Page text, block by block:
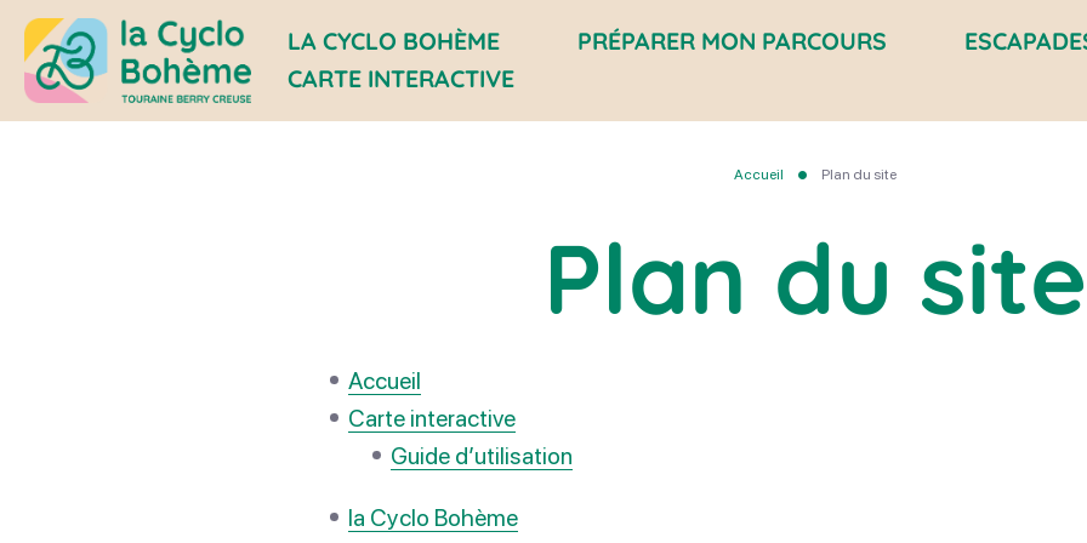
la
LA CYCLO BOHÈME PRÉPARER MON PARCOURS
CARTE INTERACTIVE
Accueil Plan du site
Plan du site
Accueil
Carte interactive
Guide d’utilisation
la Cyclo Bohème